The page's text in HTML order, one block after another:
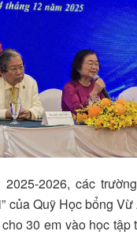
2025-2026, các
của Quỹ Học bổng
30 em vào học tập